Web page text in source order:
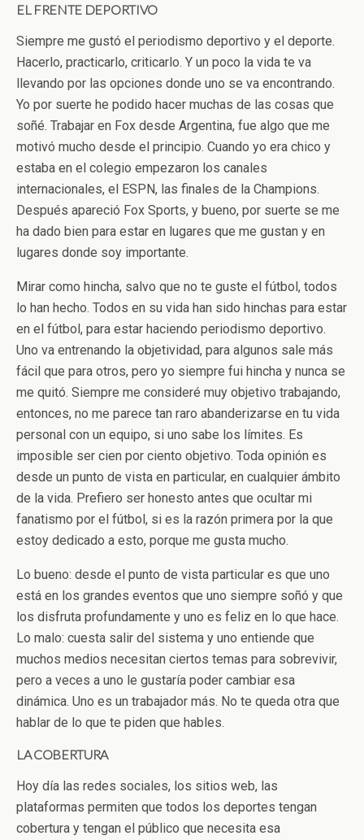
EL FRENTE DEPORTIVO
Siempre me gustó el periodismo deportivo y el deporte.
Hacerlo, practicarlo, criticarlo. Y un poco la vida te va
llevando por las opciones donde uno se va encontrando.
Yo por suerte he podido hacer muchas de las cosas que
soñé. Trabajar en Fox desde Argentina, fue algo que me
motivó mucho desde el principio. Cuando yo era chico y
estaba en el colegio empezaron los canales
internacionales, el ESPN, las finales de la Champions.
Después apareció Fox Sports, y bueno, por suerte se me
ha dado bien para estar en lugares que me gustan y en
lugares donde soy importante.
Mirar como hincha, salvo que no te guste el fútbol, todos
lo han hecho. Todos en su vida han sido hinchas para estar
en el fútbol, para estar haciendo periodismo deportivo.
Uno va entrenando la objetividad, para algunos sale más
fácil que para otros, pero yo siempre fui hincha y nunca se
me quitó. Siempre me consideré muy objetivo trabajando,
entonces, no me parece tan raro abanderizarse en tu vida
personal con un equipo, si uno sabe los límites. Es
imposible ser cien por ciento objetivo. Toda opinión es
desde un punto de vista en particular, en cualquier ámbito
de la vida. Prefiero ser honesto antes que ocultar mi
fanatismo por el fútbol, si es la razón primera por la que
estoy dedicado a esto, porque me gusta mucho.
Lo bueno: desde el punto de vista particular es que uno
está en los grandes eventos que uno siempre soñó y que
los disfruta profundamente y uno es feliz en lo que hace.
Lo malo: cuesta salir del sistema y uno entiende que
muchos medios necesitan ciertos temas para sobrevivir,
pero a veces a uno le gustaría poder cambiar esa
dinámica. Uno es un trabajador más. No te queda otra que
hablar de lo que te piden que hables.
LA COBERTURA
Hoy día las redes sociales, los sitios web, las
plataformas permiten que todos los deportes tengan
cobertura y tengan el público que necesita esa